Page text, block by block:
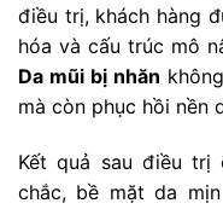
điều trị, khách hàng
hóa và cấu trúc mô
Da mũi bị nhăn
mà còn phục hồi nền
Kết quả sau điều trị
chắc, bề mặt da